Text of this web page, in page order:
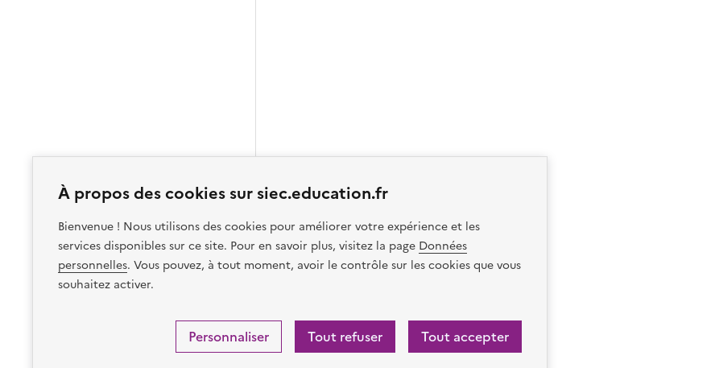
À propos des cookies sur siec.education.fr
Bienvenue ! Nous utilisons des cookies pour améliorer votre expérience et les
services disponibles sur ce site. Pour en savoir plus, visitez la page Données
personnelles. Vous pouvez, à tout moment, avoir le contrôle sur les cookies que vous
souhaitez activer.
Tout accepter
Tout refuser
Personnaliser